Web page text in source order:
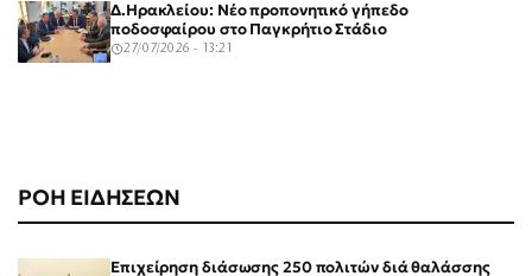
ΡΟΗ ΕΙΔΗΣΕΩΝ
Επιχείρηση διάσωσης 250 πολιτών διά θαλάσσης
Δ.Ηρακλείου: Νέο προπονητικό γήπεδο
ποδοσφαίρου στο Παγκρήτιο Στάδιο
27/07/2026 - 13:21